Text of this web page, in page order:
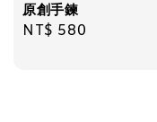
原創手鍊
Regular
NT$ 580